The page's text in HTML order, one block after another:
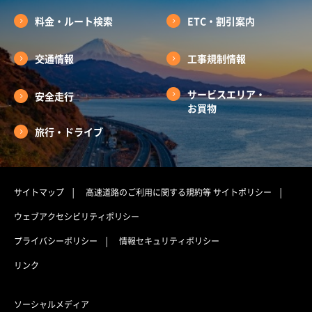
料金・ルート検索 ETC・割引案内
交通情報 工事規制情報
安全走行
サービスエリア・
お買物
旅行・ドライブ
サイトマップ 高速道路のご利用に関する規約等サイトポリシー
ウェブアクセシビリティポリシー
プライバシーポリシー
情報セキュリティポリシー
リンク
ソーシャルメディア